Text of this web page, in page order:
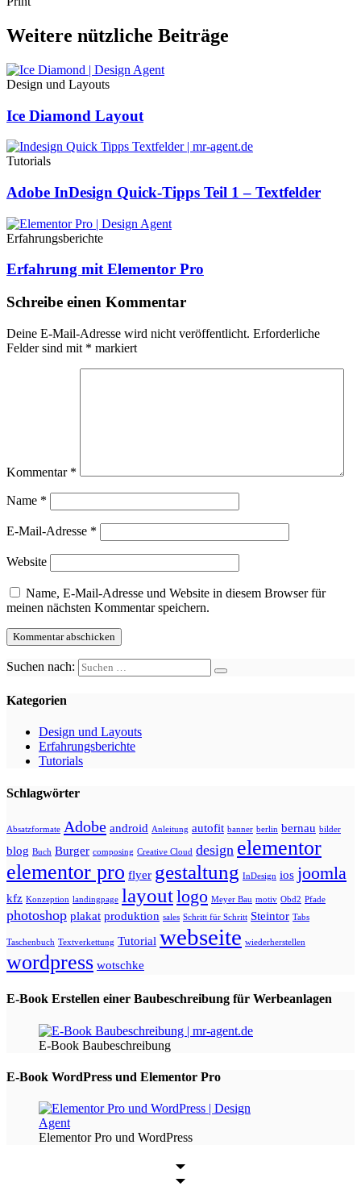
Weitere nützliche Beiträge
Design und Layouts
Ice Diamond Layout
Tutorials
Adobe InDesign Quick-Tipps Teil 1 – Textfelder
Erfahrungsberichte
Erfahrung mit Elementor Pro
Schreibe einen Kommentar
Deine E-Mail-Adresse wird nicht veröffentlicht. Erforderliche
Felder sind mit * markiert
Kommentar *
Name *
E-Mail-Adresse *
Website
Name, E-Mail-Adresse und Website in diesem Browser für
meinen nächsten Kommentar speichern.
Suchen nach:
Kategorien
Design und Layouts
Erfahrungsberichte
Tutorials
Schlagwörter
Absatzformate Adobe android Anleitung autofit banner berlin bernau bilder
blog Buch Burger composing Creative Cloud design elementor
elementor pro flyer gestaltung InDesign ios joomla
kfz Konzeption landingpage layoutlogo Meyer Bau motiv Obd2 Pfade
photoshop plakat produktion sales Schritt für Schritt Steintor Tabs
Taschenbuch Textverkettung Tutorial webseite wiederherstellen
wordpress wotschke
E-Book Erstellen einer Baubeschreibung für Werbeanlagen
E-Book Baubeschreibung
E-Book WordPress und Elementor Pro
Elementor Pro und WordPress